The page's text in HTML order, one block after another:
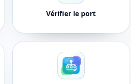
Vérifier le port